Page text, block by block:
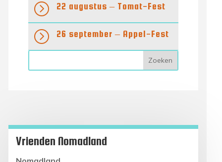
= 22 augustus – Tomat-Fest
= 26 september – Appel-Fest
Vrienden Nomadland